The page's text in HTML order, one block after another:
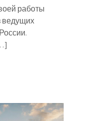
работы
ведущих